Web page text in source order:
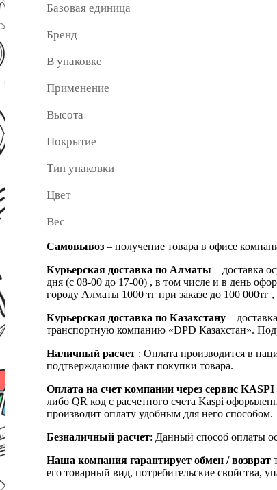
Базовая единица
Бренд
В упаковке
Применение
Высота
Покрытие
Тип упаковки
Цвет
Вес
Самовывоз – получение товара в офисе
Курьерская доставка по Алматы – доставка
дня (с 08-00 до 17-00) , в том числе и в день
городу Алматы 1000 тг при заказе до 100
Курьерская доставка по Казахстану –
транспортную компанию «DPD Казахстан».
Наличный расчет : Оплата производится в
подтверждающие факт покупки товара.
Оплата на счет компании через сервис KASPI
либо QR код с расчетного счета Kaspi
производит оплату удобным для него способом.
Безналичный расчет: Данный способ оплаты
Наша компания гарантирует обмен / возврат
его товарный вид, потребительские свойства,